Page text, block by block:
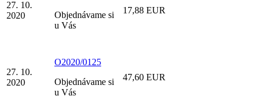
27. 10.
2020
Objednávame si
u Vás
17,88 EUR
27. 10.
2020
O2020/0125
Objednávame si
u Vás
47,60 EUR